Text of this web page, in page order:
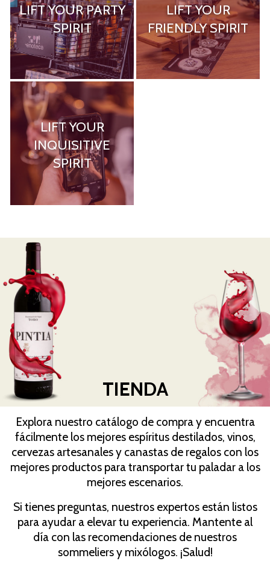
LIFT YOUR PARTY
SPIRIT
LIFT YOUR
FRIENDLY SPIRIT
LIFT YOUR
INQUISITIVE
SPIRIT
TIENDA
Explora nuestro catálogo de compra y encuentra
fácilmente los mejores espíritus destilados, vinos,
cervezas artesanales y canastas de regalos con los
mejores productos para transportar tu paladar a los
mejores escenarios.
Si tienes preguntas, nuestros expertos están listos
para ayudar a elevar tu experiencia. Mantente al
día con las recomendaciones de nuestros
sommeliers y mixólogos. ¡Salud!